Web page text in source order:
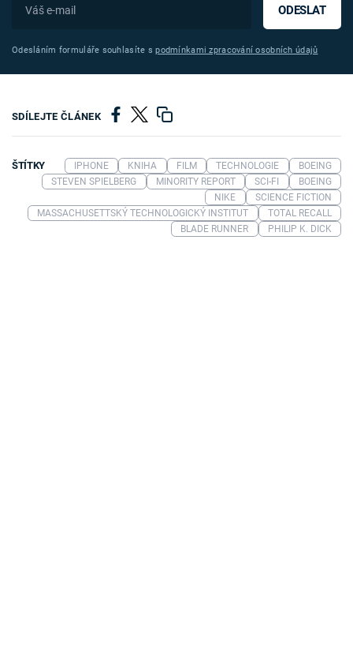
ODESLAT
Odesláním formuláře souhlasíte spodmínkami zpracování osobních údajů
SDÍLEJTE ČLÁNEK
ŠTÍTKY IPHONE KNIHA FILM TECHNOLOGIE
BOEING
STEVEN SPIELBERG
MINORITY REPORT SCI-FI
BOEING
NIKE
SCIENCE FICTION
MASSACHUSETTSKÝ TECHNOLOGICKÝ INSTITUT
TOTAL RECALL
BLADE RUNNER
PHILIP K. DICK